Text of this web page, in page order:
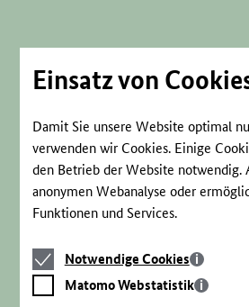
Einsatz von
Damit Sie unsere Website optimal
verwenden wir Cookies. Einige
den Betrieb der Website notwendig.
anonymen Webanalyse oder
Funktionen und Services.
Notwendige
Cookies
Notwendige Cookies
Matomo
Webstatistik
Matomo Webstatistik